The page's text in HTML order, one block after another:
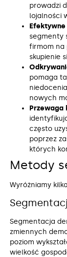
prowadzi
lojalności
segmenty
firmom na
skupienie
pomaga
nowych
Przewaga
często
poprzez
których
Metody
Wyróżniamy
Segmentacja
zmiennych
poziom
wielkość